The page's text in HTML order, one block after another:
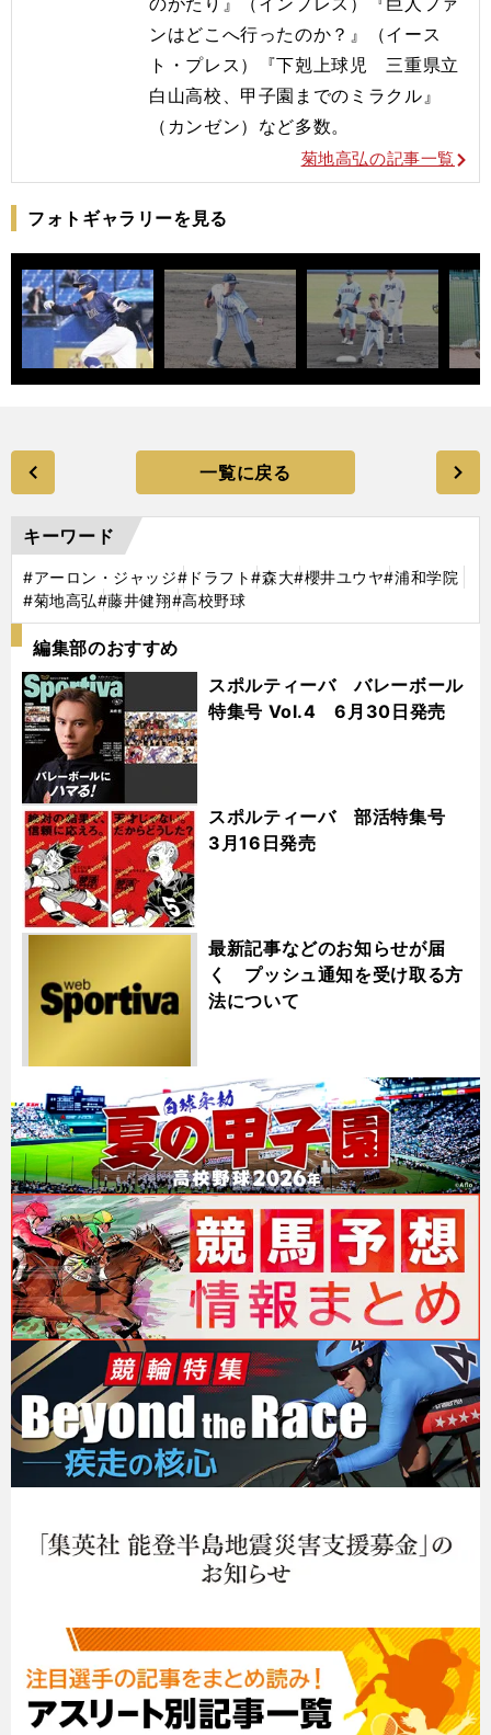
ンはどこへ行ったのか？』（イース
ト・プレス）『下剋上球児 三重県立
白山高校、甲子園までのミラクル』
（カンゼン）など多数。
菊地高弘の記事一覧
フォトギャラリーを見る
一覧に戻る
キーワード
#アーロン・ジャッジ#ドラフト#森大#櫻井ユウヤ#浦和学院
#菊地高弘#藤井健翔#高校野球
編集部のおすすめ
スポルティーバ バレーボール
特集号 Vol.4 6月30日発売
スポルティーバ 部活特集号
3月16日発売
最新記事などのお知らせが届
く プッシュ通知を受け取る方
法について